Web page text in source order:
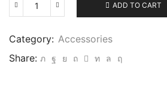
urBeats
quantity
ADD TO CART
Category: Accessories
Share: